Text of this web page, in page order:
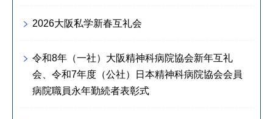
2026大阪私学新春互礼会
令和8年（一社）大阪精神科病院協会新年互礼
会、令和7年度（公社）日本精神科病院協会会員
病院職員永年勤続者表彰式